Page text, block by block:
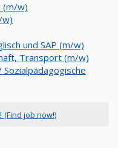
(m/w)
und SAP (m/w)
Transport (m/w)
(Find job now!)